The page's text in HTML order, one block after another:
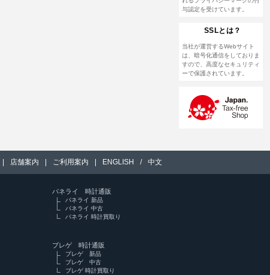
与認定を受けています。
SSLとは？
当社が運営するWebサイト
は、暗号化通信をしておりま
すので、高度なセキュリティ
ーで保護されています。
店舗案内 ご利用案内 ENGLISH / 中文
パネライ 時計通販
パネライ 新品
パネライ 中古
パネライ 時計買取り
ブレゲ 時計通販
ブレゲ 新品
ブレゲ 中古
ブレゲ 時計買取り